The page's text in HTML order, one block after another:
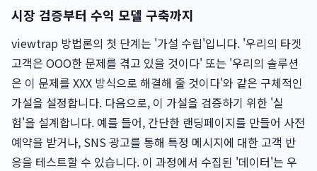
시장 검증부터 수익 모델 구축까지
viewtrap 방법론의 첫 단계는 '가설 수립'입니다. '우리의 타겟
고객은 OOO한 문제를 겪고 있을 것이다' 또는 '우리의 솔루션
은 이 문제를 XXX 방식으로 해결해 줄 것이다'와 같은 구체적인
가설을 설정합니다. 다음으로, 이 가설을 검증하기 위한 '실
험'을 설계합니다. 예를 들어, 간단한 랜딩페이지를 만들어 사전
예약을 받거나, SNS 광고를 통해 특정 메시지에 대한 고객 반
응을 테스트할 수 있습니다. 이 과정에서 수집된 '데이터'는 우